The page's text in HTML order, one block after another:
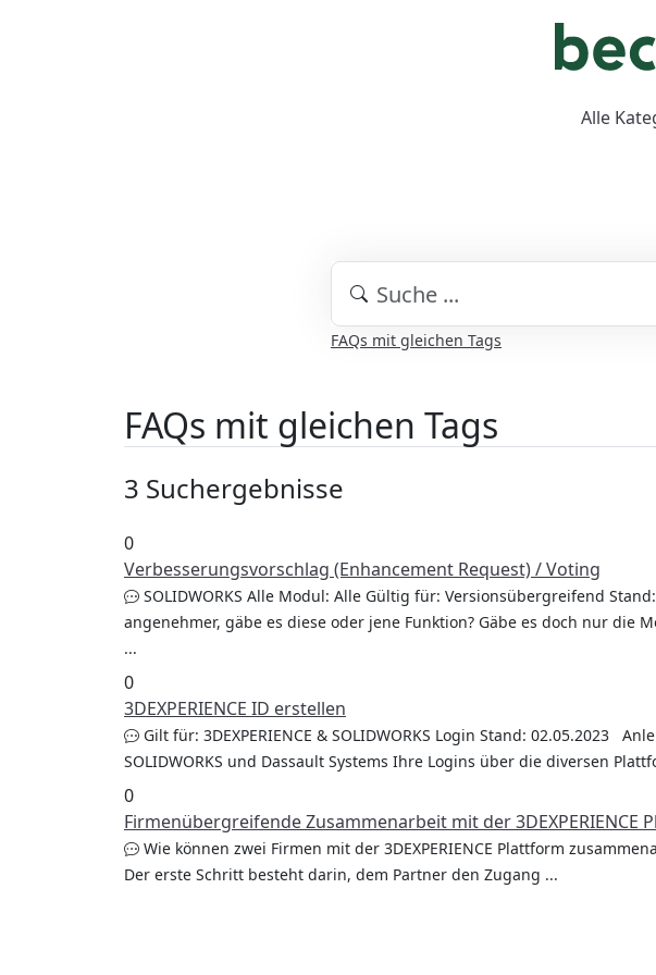
Alle
FAQs mit gleichen Tags
FAQs mit gleichen Tags
3 Suchergebnisse
0
Verbesserungsvorschlag (Enhancement Request) / Voting
SOLIDWORKS Alle Modul: Alle Gültig für: Versionsübergreifend
angenehmer, gäbe es diese oder jene Funktion? Gäbe es doch nur die
...
0
3DEXPERIENCE ID erstellen
Gilt für: 3DEXPERIENCE & SOLIDWORKS Login Stand: 02.05.2023
SOLIDWORKS und Dassault Systems Ihre Logins über die diversen
0
Firmenübergreifende Zusammenarbeit mit der 3DEXPERIENCE
Wie können zwei Firmen mit der 3DEXPERIENCE Plattform
Der erste Schritt besteht darin, dem Partner den Zugang ...